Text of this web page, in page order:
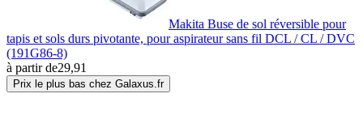
Makita Buse de sol réversible pour
tapis et sols durs pivotante, pour aspirateur sans fil DCL / CL / DVC
(191G86-8)
à partir de29,91
Prix le plus bas chez Galaxus.fr